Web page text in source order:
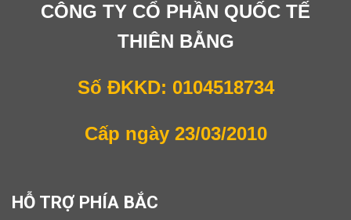
CÔNG TY CỔ PHẦN QUỐC TẾ
THIÊN BẰNG
Số ĐKKD: 0104518734
Cấp ngày 23/03/2010
HỖ TRỢ PHÍA BẮC